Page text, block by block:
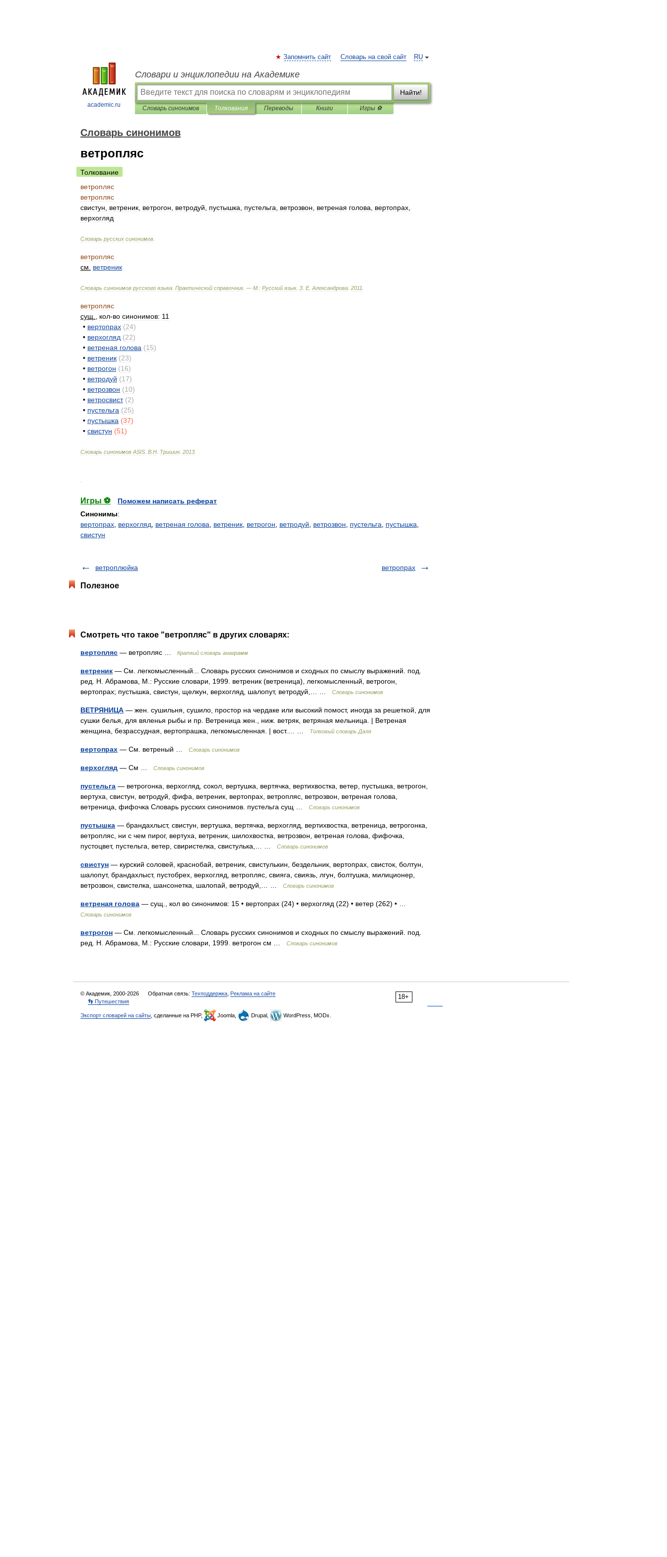
academic.ru
RU
Запомнить сайт Словарь на свой сайт
Словари и энциклопедии на Академике
Найти!
Словарь синонимов Толкования Переводы Книги Игры ⚽
Словарь синонимов
ветропляс
Толкование
ветропляс
ветропляс
свистун
ветреник ветрогон ветродуй пустышка пустельга ветрозвон ветреная голова вертопрах
верхогляд
Словарь русских синонимов
ветропляс
см
ветреник
Словарь синонимов русского языка Практический справочник. — М : Русский язык. З Е. Александрова 2011
ветропляс
сущ
кол-во синонимов: 11
• вертопрах (24)
• верхогляд (22)
• ветреная голова (15)
• ветреник (23)
• ветрогон (16)
• ветродуй (17)
• ветрозвон (10)
• ветросвист (2)
• пустельга (25)
• пустышка (37)
• свистун (51)
Словарь синонимов ASIS В Н Тришин 2013
Игры ⚽
Поможем написать реферат
Синонимы:
вертопрах верхогляд ветреная голова ветреник ветрогон ветродуй ветрозвон пустельга пустышка
свистун
ветроплюйка ветропрах
Полезное
Смотреть что такое "ветропляс" в других словарях:
вертопляс — ветропляс … Краткий словарь анаграмм
ветреник — См. легкомысленный... Словарь русских синонимов и сходных по смыслу выражений. под.
ред. Н. Абрамова, М.: Русские словари, 1999. ветреник (ветреница), легкомысленный, ветрогон,
вертопрах; пустышка, свистун, щелкун, верхогляд, шалопут, ветродуй,… …
Словарь синонимов
ВЕТРЯНИЦА — жен. сушильня, сушило, простор на чердаке или высокий помост, иногда за решеткой, для
сушки белья, для вяленья рыбы и пр. Ветреница жен., ниж. ветряк, ветряная мельница. | Ветреная
женщина, безрассудная, вертопрашка, легкомысленная. | вост.… …
Толковый словарь Даля
вертопрах — См. ветреный … Словарь синонимов
верхогляд — См … Словарь синонимов
пустельга — ветрогонка, верхогляд, сокол, вертушка, вертячка, вертихвостка, ветер, пустышка, ветрогон,
вертуха, свистун, ветродуй, фифа, ветреник, вертопрах, ветропляс, ветрозвон, ветреная голова,
ветреница, фифочка Словарь русских синонимов. пустельга сущ …
Словарь синонимов
пустышка — брандахлыст, свистун, вертушка, вертячка, верхогляд, вертихвостка, ветреница, ветрогонка,
ветропляс, ни с чем пирог, вертуха, ветреник, шилохвостка, ветрозвон, ветреная голова, фифочка,
пустоцвет, пустельга, ветер, свиристелка, свистулька,… …
Словарь синонимов
свистун — курский соловей, краснобай, ветреник, свистулькин, бездельник, вертопрах, свисток, болтун,
шалопут, брандахлыст, пустобрех, верхогляд, ветропляс, свияга, свиязь, лгун, болтушка, милиционер,
ветрозвон, свистелка, шансонетка, шалопай, ветродуй,… …
Словарь синонимов
ветреная голова — сущ., кол во синонимов: 15 • вертопрах (24) • верхогляд (22) • ветер (262) • …
Словарь синонимов
ветрогон — См. легкомысленный... Словарь русских синонимов и сходных по смыслу выражений. под.
ред. Н. Абрамова, М.: Русские словари, 1999. ветрогон см …
Словарь синонимов
18+
© Академик, 2000-2026 Обратная связь: Техподдержка Реклама на сайте
👣 Путешествия
Экспорт словарей на сайты , сделанные на PHP, Joomla, Drupal, WordPress, MODx.